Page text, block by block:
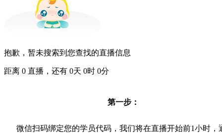
抱歉，暂未搜索到您查找的直播信息
距离 0 直播，还有 0天 0时 0分
第一步：
微信扫码绑定您的学员代码，我们将在直播开始前1小时，